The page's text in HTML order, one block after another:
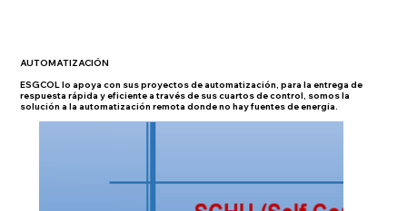
AUTOMATIZACIÓN
ESGCOL lo apoya con sus proyectos de automatización, para la entrega de
respuesta rápida y eficiente a través de sus cuartos de control, somos la
solución a la automatización remota donde no hay fuentes de energía.